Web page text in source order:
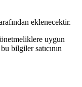
eklenecektir.
uygun
bilgiler satıcının